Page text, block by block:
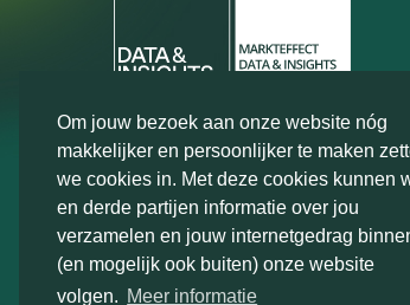
Om jouw bezoek aan onze website nóg
makkelijker en persoonlijker te maken
we cookies in. Met deze cookies kunnen
en derde partijen informatie over jou
verzamelen en jouw internetgedrag
(en mogelijk ook buiten) onze website
volgen. Meer informatieMarkteffect is door